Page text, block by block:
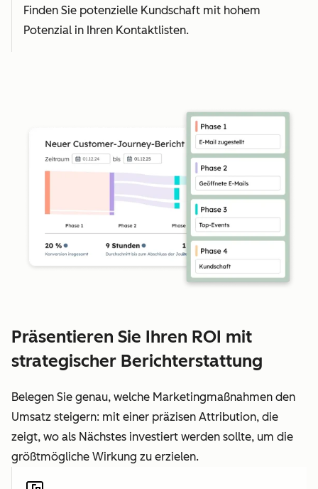
Finden Sie potenzielle Kundschaft mit hohem
Potenzial in Ihren Kontaktlisten.
Präsentieren Sie Ihren ROI mit
strategischer Berichterstattung
Belegen Sie genau, welche Marketingmaßnahmen den
Umsatz steigern: mit einer präzisen Attribution, die
zeigt, wo als Nächstes investiert werden sollte, um die
größtmögliche Wirkung zu erzielen.